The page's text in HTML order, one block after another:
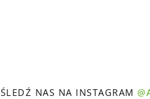
ŚLEDŹ NAS NA INSTAGRAM